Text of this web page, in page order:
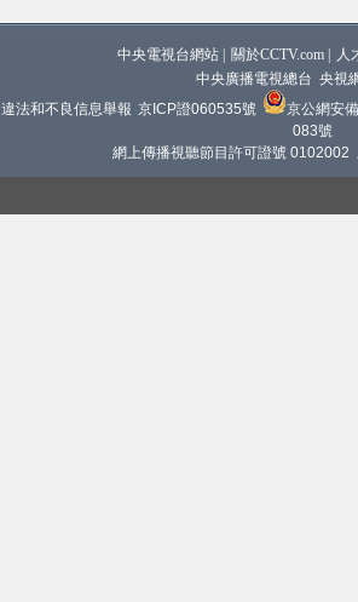
中央電視台網站 關於CCTV.com
人
中央廣播電視總台 央視
違法和不良信息舉報 京ICP證060535號
京公網安
083號
網上傳播視聽節目許可證號 0102002